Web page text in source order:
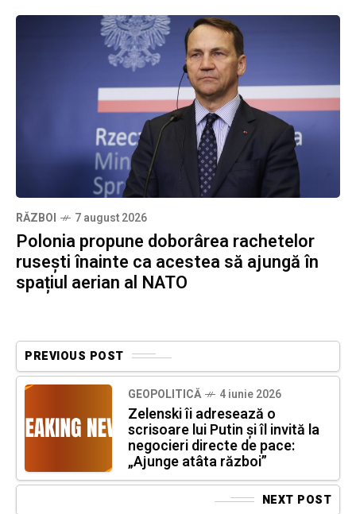
RĂZBOI 7 august 2026
Polonia propune doborârea rachetelor
rusești înainte ca acestea să ajungă în
spațiul aerian al NATO
PREVIOUS POST
GEOPOLITICĂ 4 iunie 2026
Zelenski îi adresează o
scrisoare lui Putin și îl invită la
negocieri directe de pace:
„Ajunge atâta război”
NEXT POST